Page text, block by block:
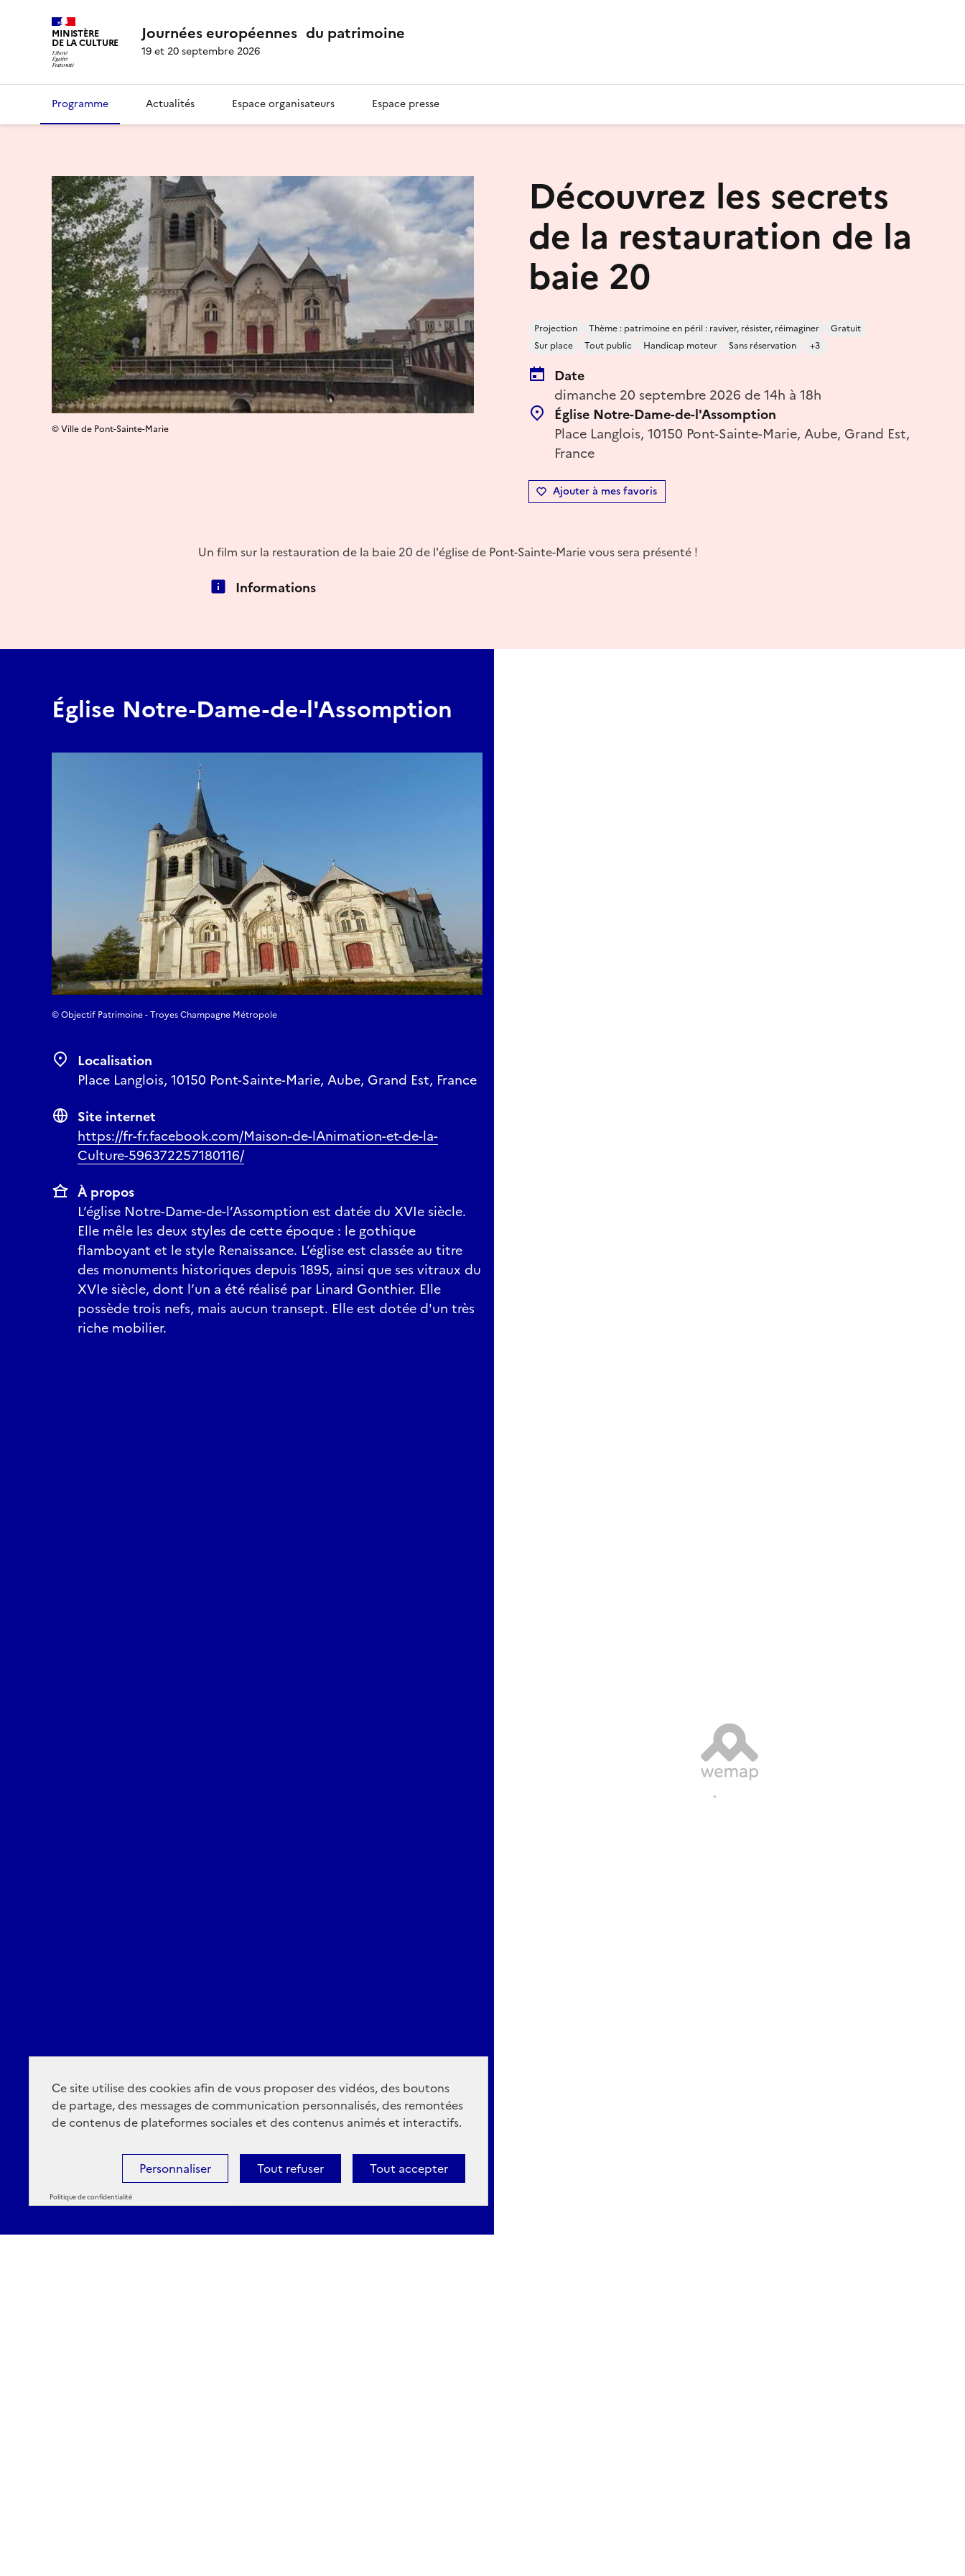
Ce site utilise des cookies afin de vous proposer des vidéos, des boutons
de partage, des messages de communication personnalisés, des remontées
de contenus de plateformes sociales et des contenus animés et interactifs.
Tout accepter
Tout refuser
Personnaliser
Politique de confidentialité
MINISTÈRE
DE LA CULTURE Journées européennes du patrimoine
19 et 20 septembre 2026
Programme Actualités Espace organisateurs Espace presse
Découvrez les secrets
de la restauration de la
baie 20
Projection Thème : patrimoine en péril : raviver, résister, réimaginer
Gratuit
Sur place
Tout public Handicap moteur Sans réservation +3
Date
dimanche 20 septembre 2026 de 14h à 18h
Église Notre-Dame-de-l'Assomption
Place Langlois, 10150 Pont-Sainte-Marie, Aube, Grand Est,
France
Ajouter à mes favoris
© Ville de Pont-Sainte-Marie
Un film sur la restauration de la baie 20 de l'église de Pont-Sainte-Marie vous sera présenté !
Informations
Église Notre-Dame-de-l'Assomption
© Objectif Patrimoine - Troyes Champagne Métropole
Localisation
Place Langlois, 10150 Pont-Sainte-Marie, Aube, Grand Est, France
Site internet
https://fr-fr.facebook.com/Maison-de-lAnimation-et-de-la-
Culture-596372257180116/
À propos
L’église Notre-Dame-de-l’Assomption est datée du XVIe siècle.
Elle mêle les deux styles de cette époque : le gothique
flamboyant et le style Renaissance. L’église est classée au titre
des monuments historiques depuis 1895, ainsi que ses vitraux du
XVIe siècle, dont l’un a été réalisé par Linard Gonthier. Elle
possède trois nefs, mais aucun transept. Elle est dotée d'un très
riche mobilier.